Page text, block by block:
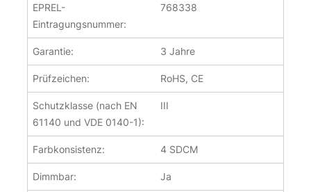
EPREL-
Eintragungsnummer:
768338
Garantie: 3 Jahre
Prüfzeichen: RoHS, CE
Schutzklasse (nach EN
61140 und VDE 0140-1):
III
Farbkonsistenz: 4 SDCM
Dimmbar: Ja